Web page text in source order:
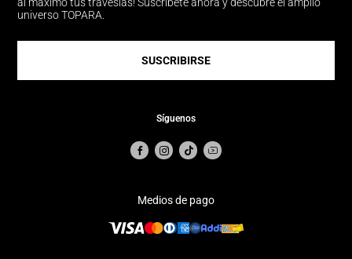
universo TOPARA.
SUSCRIBIRSE
Síguenos
Medios de pago